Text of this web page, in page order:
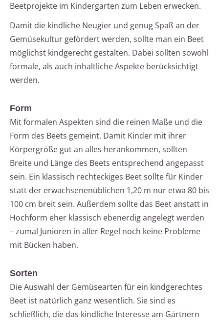
Beetprojekte im Kindergarten zum Leben erwecken.
Damit die kindliche Neugier und genug Spaß an der
Gemüsekultur gefördert werden, sollte man ein Beet
möglichst kindgerecht gestalten. Dabei sollten sowohl
formale, als auch inhaltliche Aspekte berücksichtigt
werden.
Form
Mit formalen Aspekten sind die reinen Maße und die
Form des Beets gemeint. Damit Kinder mit ihrer
Körpergröße gut an alles herankommen, sollten
Breite und Länge des Beets entsprechend angepasst
sein. Ein klassisch rechteckiges Beet sollte für Kinder
statt der erwachsenenüblichen 1,20 m nur etwa 80 bis
100 cm breit sein. Außerdem sollte das Beet anstatt in
Hochform eher klassisch ebenerdig angelegt werden
– zumal Junioren in aller Regel noch keine Probleme
mit Bücken haben.
Sorten
Die Auswahl der Gemüsearten für ein kindgerechtes
Beet ist natürlich ganz wesentlich. Sie sind es
schließlich, die das kindliche Interesse am Gärtnern